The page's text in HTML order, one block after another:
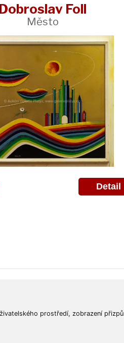
prostředí, zobrazení
Dobroslav Foll
Město
Detail